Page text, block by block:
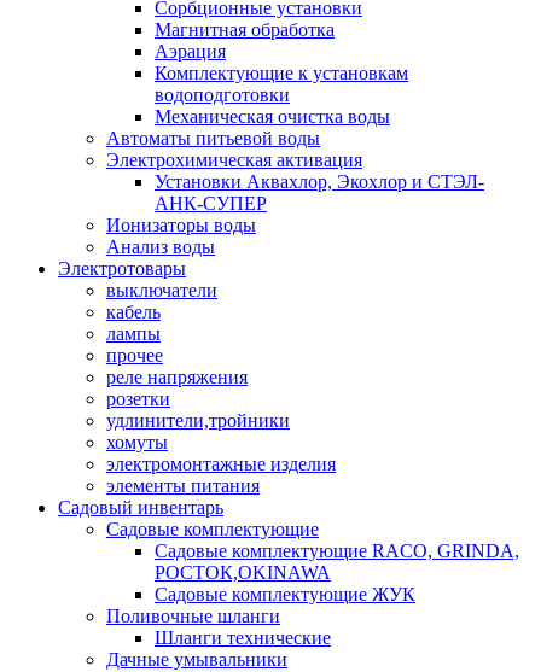
Сорбционные установки
Магнитная обработка
Аэрация
Комплектующие к установкам
водоподготовки
Механическая очистка воды
Автоматы питьевой воды
Электрохимическая активация
Установки Аквахлор, Экохлор и СТЭЛ-
АНК-СУПЕР
Ионизаторы воды
Анализ воды
Электротовары
выключатели
кабель
лампы
прочее
реле напряжения
розетки
удлинители,тройники
хомуты
электромонтажные изделия
элементы питания
Садовый инвентарь
Садовые комплектующие
Садовые комплектующие RACO, GRINDA,
РОСТОК,OKINAWA
Садовые комплектующие ЖУК
Поливочные шланги
Шланги технические
Дачные умывальники